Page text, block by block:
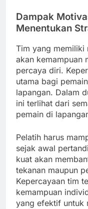
Dampak
Menentukan
Tim yang memiliki
akan kemampuan
percaya diri.
utama bagi
lapangan. Dalam
ini terlihat dari
pemain di
Pelatih harus
sejak awal
kuat akan
tekanan maupun
Kepercayaan tim
kemampuan
yang efektif untuk